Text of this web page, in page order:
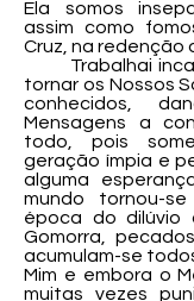
Ela somos
assim como
Cruz, na redenção
Trabalhai
tornar os Nossos
conhecidos,
Mensagens a
todo, pois
geração ímpia e
alguma
mundo tornou-
época do dilúvio
Gomorra,
acumulam-se
Mim e embora o
muitas vezes